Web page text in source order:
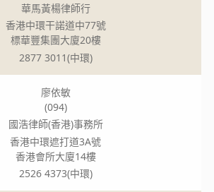
華馬黃楊律師行
香港中環干諾道中77號
標華豐集團大廈20樓
2877 3011(中環)
廖依敏
(094)
國浩律師(香港)事務所
香港中環遮打道3A號
香港會所大廈14樓
2526 4373(中環)